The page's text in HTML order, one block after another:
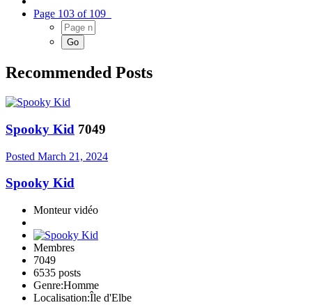
Page 103 of 109
Recommended Posts
Spooky Kid 7049
Posted March 21, 2024
Spooky Kid
Monteur vidéo
Membres
7049
6535 posts
Genre:Homme
Localisation:Île d'Elbe